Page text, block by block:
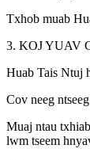
Txhob muab
3. KOJ YUAV
Huab Tais Ntuj
Cov neeg
Muaj ntau
lwm tseem